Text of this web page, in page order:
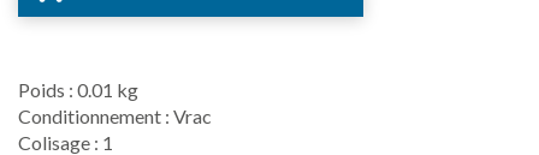
Poids : 0.01 kg
Conditionnement : Vrac
Colisage : 1